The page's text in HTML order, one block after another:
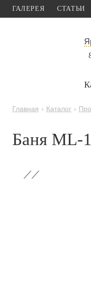
ГАЛЕРЕЯ СТАТЬИ
Главная › Каталог ›
Баня ML-
‹